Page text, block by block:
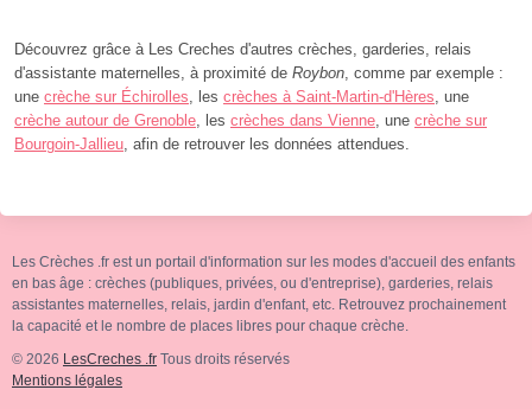
Découvrez grâce à Les Creches d'autres crèches, garderies, relais
d'assistante maternelles, à proximité de Roybon, comme par exemple :
une crèche sur Échirolles, les crèches à Saint-Martin-d'Hères, une
crèche autour de Grenoble, les crèches dans Vienne, une crèche sur
Bourgoin-Jallieu, afin de retrouver les données attendues.
Les Crèches .fr est un portail d'information sur les modes d'accueil des enfants
en bas âge : crèches (publiques, privées, ou d'entreprise), garderies, relais
assistantes maternelles, relais, jardin d'enfant, etc. Retrouvez prochainement
la capacité et le nombre de places libres pour chaque crèche.
© 2026 LesCreches .fr Tous droits réservés
Mentions légales